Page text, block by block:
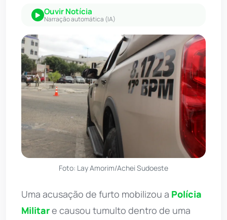
Ouvir Notícia
Narração automática (IA)
Foto: Lay Amorim/Achei Sudoeste
Uma acusação de furto mobilizou a Polícia
Militare causou tumulto dentro de uma